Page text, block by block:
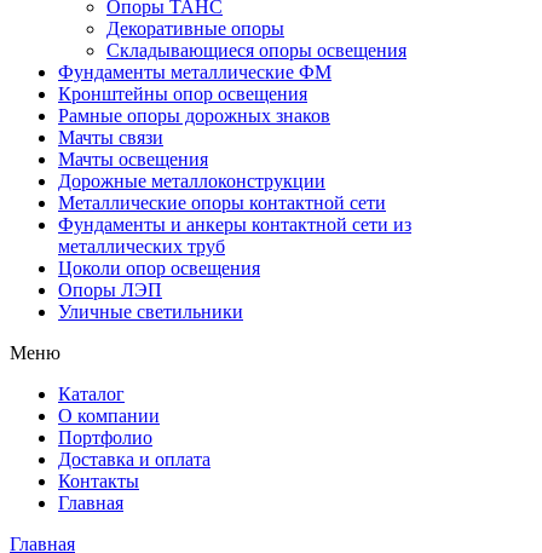
Опоры ТАНС
Декоративные опоры
Складывающиеся опоры освещения
Фундаменты металлические ФМ
Кронштейны опор освещения
Рамные опоры дорожных знаков
Мачты связи
Мачты освещения
Дорожные металлоконструкции
Металлические опоры контактной сети
Фундаменты и анкеры контактной сети из
металлических труб
Цоколи опор освещения
Опоры ЛЭП
Уличные светильники
Меню
Каталог
О компании
Портфолио
Доставка и оплата
Контакты
Главная
Главная